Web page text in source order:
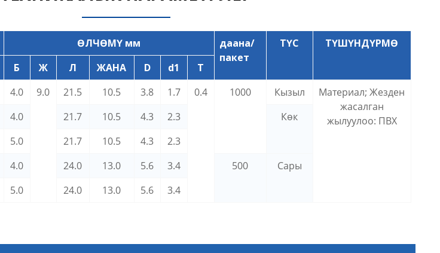
ӨЛЧӨМҮ мм
даана/
пакет
ТҮС
ТҮШҮНДҮРМӨ
Б Ж Л ЖАНА D d1
Т
4.0 9.0 21.5 10.5 3.8 1.7 0.4 1000 Кызыл
Материал; Жезден
жасалган
жылуулоо: ПВХ
4.0 21.7 10.5 4.3 2.3
Көк
5.0 21.7 10.5 4.3
2.3
4.0 24.0 13.0 5.6 3.4 500
Сары
5.0 24.0 13.0 5.6 3.4